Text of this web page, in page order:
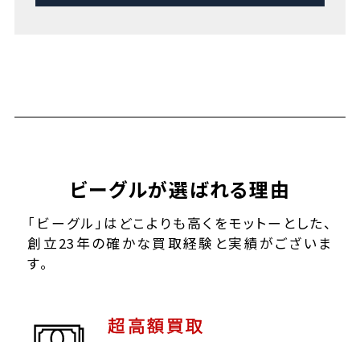
ビーグルが選ばれる理由
「ビーグル」はどこよりも高くをモットーとした、
創立23年の確かな買取経験と実績がございま
す。
超高額買取